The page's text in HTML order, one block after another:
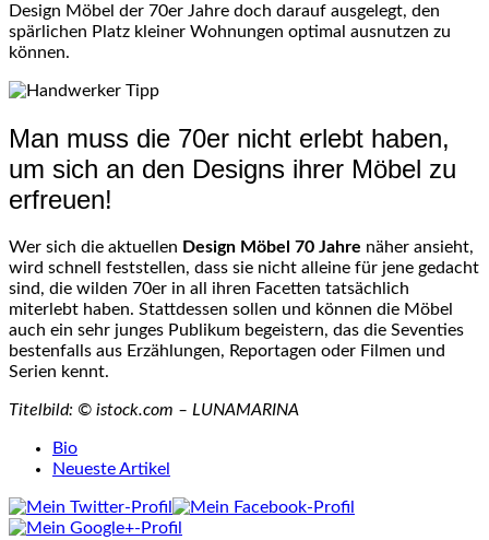
Design Möbel der 70er Jahre doch darauf ausgelegt, den
spärlichen Platz kleiner Wohnungen optimal ausnutzen zu
können.
Man muss die 70er nicht erlebt haben,
um sich an den Designs ihrer Möbel zu
erfreuen!
Wer sich die aktuellen Design Möbel 70 Jahre näher ansieht,
wird schnell feststellen, dass sie nicht alleine für jene gedacht
sind, die wilden 70er in all ihren Facetten tatsächlich
miterlebt haben. Stattdessen sollen und können die Möbel
auch ein sehr junges Publikum begeistern, das die Seventies
bestenfalls aus Erzählungen, Reportagen oder Filmen und
Serien kennt.
Titelbild: © istock.com – LUNAMARINA
following
tabs
change
Bio
Neueste Artikel